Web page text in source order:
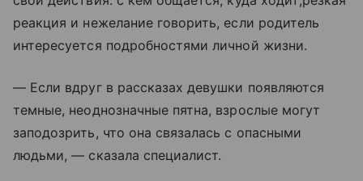
реакция и нежелание говорить, если родитель
интересуется подробностями личной жизни.
— Если вдруг в рассказах девушки появляются
темные, неоднозначные пятна, взрослые могут
заподозрить, что она связалась с опасными
людьми, — сказала специалист.